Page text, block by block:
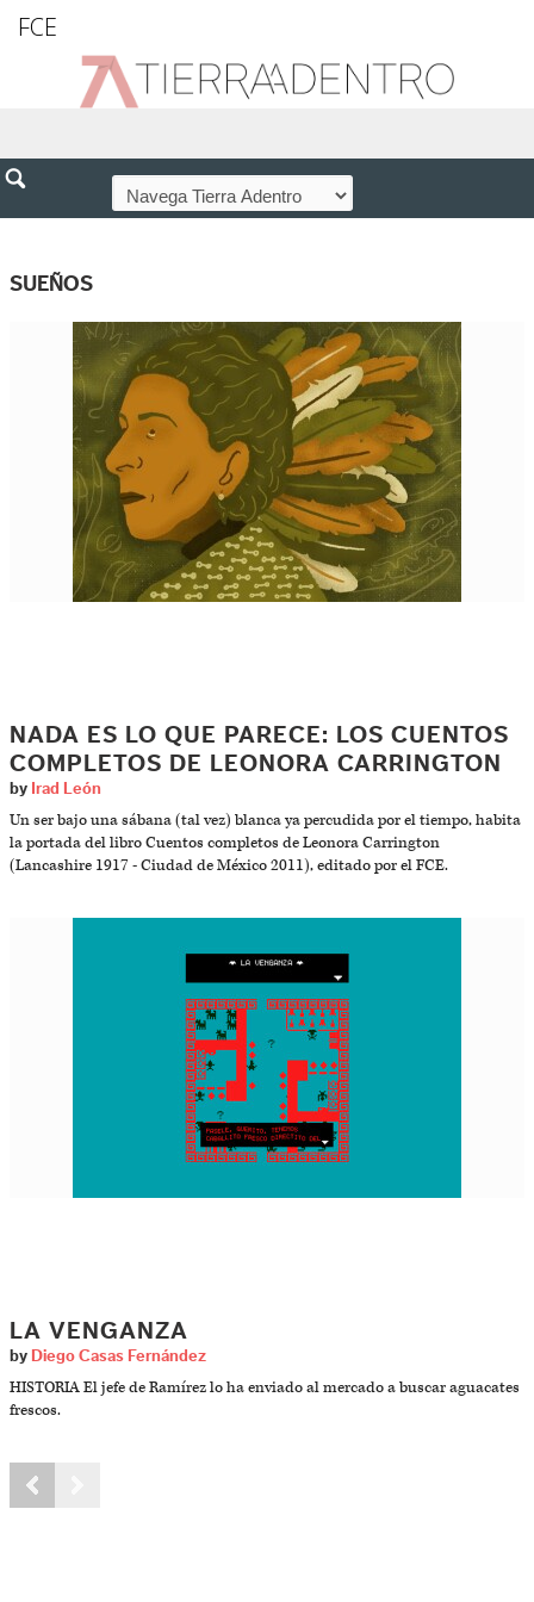
FCE
SUEÑOS
NADA ES LO QUE PARECE: LOS CUENTOS
COMPLETOS DE LEONORA CARRINGTON
by Irad León
Un ser bajo una sábana (tal vez) blanca ya percudida por el tiempo, habita
la portada del libro Cuentos completos de Leonora Carrington
(Lancashire 1917 - Ciudad de México 2011), editado por el FCE.
LA VENGANZA
by Diego Casas Fernández
HISTORIA El jefe de Ramírez lo ha enviado al mercado a buscar aguacates
frescos.